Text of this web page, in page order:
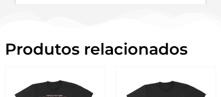
Produtos relacionados